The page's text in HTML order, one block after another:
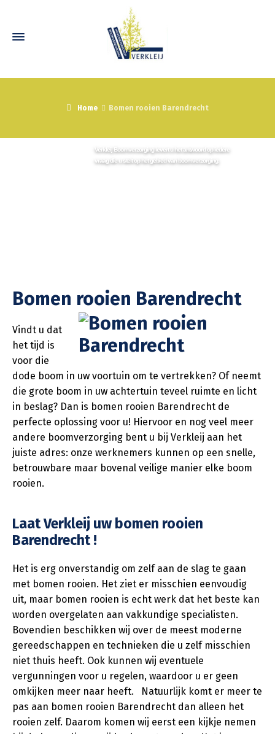
Home Bomen rooien Barendrecht
Wij staan graag voor u klaar!
Neem vrijblijvend contact met ons op
Bomen rooien Barendrecht
Vindt u dat
het tijd is
voor die
dode boom in uw voortuin om te vertrekken? Of neemt
die grote boom in uw achtertuin teveel ruimte en licht
in beslag? Dan is bomen rooien Barendrecht de
perfecte oplossing voor u! Hiervoor en nog veel meer
andere boomverzorging bent u bij Verkleij aan het
juiste adres: onze werknemers kunnen op een snelle,
betrouwbare maar bovenal veilige manier elke boom
rooien.
Laat Verkleij uw bomen rooien
Barendrecht !
Het is erg onverstandig om zelf aan de slag te gaan
met bomen rooien. Het ziet er misschien eenvoudig
uit, maar bomen rooien is echt werk dat het beste kan
worden overgelaten aan vakkundige specialisten.
Bovendien beschikken wij over de meest moderne
gereedschappen en technieken die u zelf misschien
niet thuis heeft. Ook kunnen wij eventuele
vergunningen voor u regelen, waardoor u er geen
omkijken meer naar heeft. Natuurlijk komt er meer te
pas aan bomen rooien Barendrecht dan alleen het
rooien zelf. Daarom komen wij eerst een kijkje nemen